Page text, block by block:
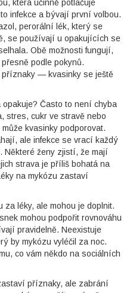
která účinně potlačuje
infekce a bývají první volbou.
, perorální lék, který se
, se používají u opakujících se
Obě možnosti fungují,
podle pokynů.
příznaky — kvasinky se ještě
Často to není chyba
stres, cukr ve stravě nebo
kvasinky podporovat.
ale infekce se vrací každý
Některé ženy zjistí, že mají
strava je příliš bohatá na
na mykózu zastaví
léky, ale mohou je doplnit.
mohou podpořit rovnováhu
pravidelně. Neexistuje
by mykózu vyléčil za noc.
co vám někdo na sociálních
příznaky, ale zabrání